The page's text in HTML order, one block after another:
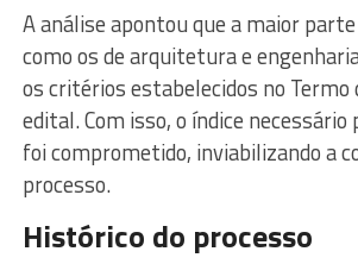
A análise apontou que a maior
como os de arquitetura e
os critérios estabelecidos no Termo
edital. Com isso, o índice necessário
foi comprometido, inviabilizando a
processo.
Histórico do processo